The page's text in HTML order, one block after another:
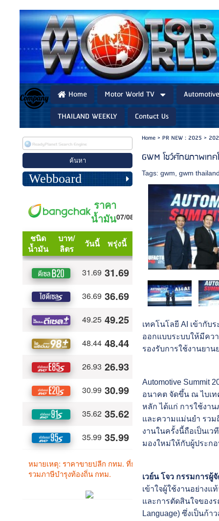
Home Motor World TV
THAILAND WEEKLY
Contact Us
Webboard
Home> PR NEW : 2025 >
GWM โชว์ศักยภาพเท
Tags:gwm ,gwm
เทคโนโลยี AI เข้ากั
ออกแบบระบบให้มีคว
รองรับการใช้งานยา
Automotive Summit
อนาคต จัดขึ้น ณ ไบเท
หลัก ได้แก่ การใช้งา
และความแม่นยำ รวม
งานในครั้งนี้ถือเป็นเ
มองใหม่ให้กับผู้ประก
เวย์น โจว กรรมการผู้
เข้าใจผู้ใช้งานอย่าง
และการตัดสินใจของร
Language) ซึ่งเป็นก้